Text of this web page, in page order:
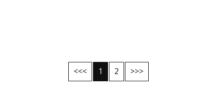
<<< 1 2 >>>